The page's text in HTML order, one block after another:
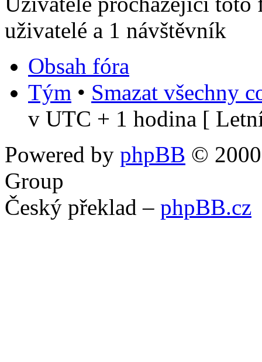
uživatelé a 1 návštěvník
Obsah fóra
Tým • Smazat všechny
v UTC + 1 hodina [
Powered by phpBB ©
Group
Český překlad – phpBB.cz